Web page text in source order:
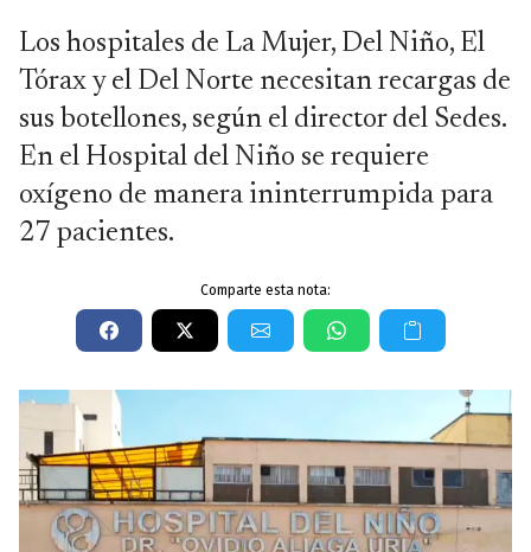
Los hospitales de La Mujer, Del Niño, El
Tórax y el Del Norte necesitan recargas de
sus botellones, según el director del Sedes.
En el Hospital del Niño se requiere
oxígeno de manera ininterrumpida para
27 pacientes.
Comparte esta nota: